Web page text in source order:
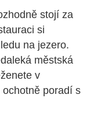
stojí za
si
na jezero.
městská
v
poradí s